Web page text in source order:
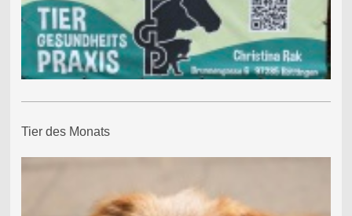
Tier des Monats